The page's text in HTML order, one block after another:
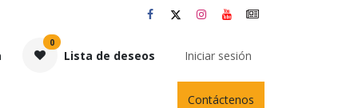
0
Lista de deseos Iniciar sesión
Contáctenos